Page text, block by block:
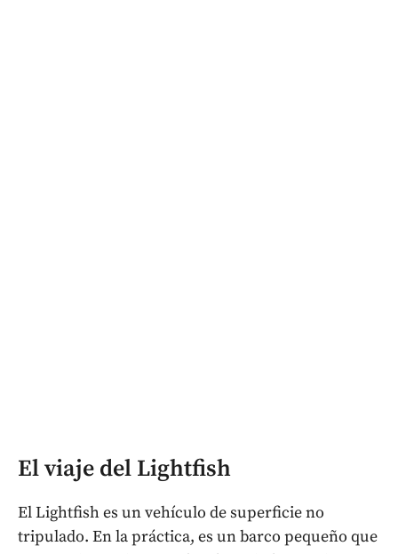
El viaje del Lightfish
El Lightfish es un vehículo de superficie no
tripulado. En la práctica, es un barco pequeño que